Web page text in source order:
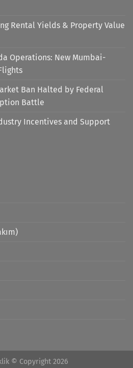
Rental Yields & Property Value
Operations: New Mumbai-
Ban Halted by Federal
Battle
Incentives and Support
© Copyright 2026